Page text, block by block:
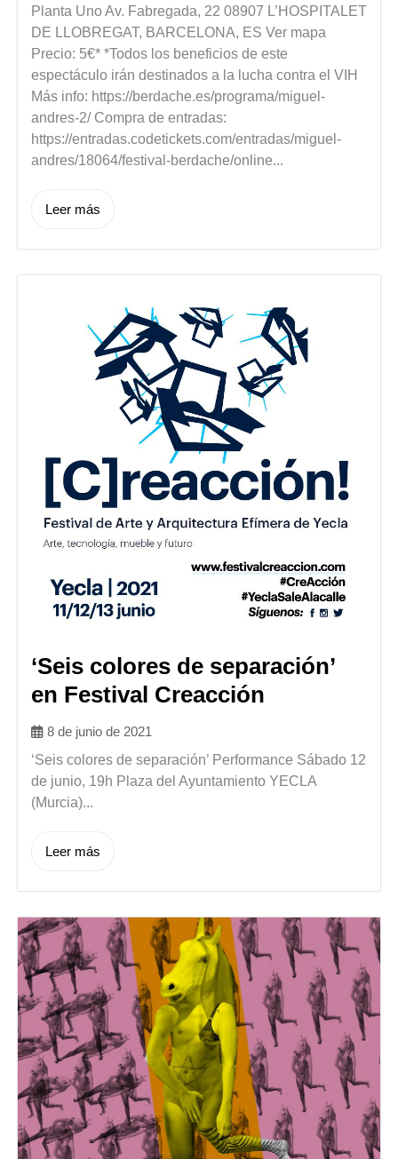
Planta Uno Av. Fabregada, 22 08907 L’HOSPITALET
DE LLOBREGAT, BARCELONA, ES Ver mapa
Precio: 5€* *Todos los beneficios de este
espectáculo irán destinados a la lucha contra el VIH
Más info: https://berdache.es/programa/miguel-
andres-2/ Compra de entradas:
https://entradas.codetickets.com/entradas/miguel-
andres/18064/festival-berdache/online...
Leer más
‘Seis colores de separación’
en Festival Creacción
8 de junio de 2021
‘Seis colores de separación’ Performance Sábado 12
de junio, 19h Plaza del Ayuntamiento YECLA
(Murcia)...
Leer más